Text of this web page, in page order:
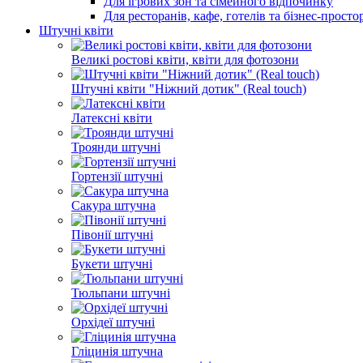
Для ресторанів, кафе, готелів та бізнес-
Штучні квіти
Великі ростові квіти, квіти для фотозони
Штучні квіти "Ніжний дотик" (Real touch)
Латексні квіти
Троянди штучні
Гортензії штучні
Сакура штучна
Півонії штучні
Букети штучні
Тюльпани штучні
Орхідеї штучні
Гліцинія штучна